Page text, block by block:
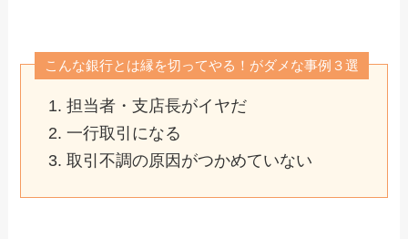
こんな銀行とは縁を切ってやる！がダメな事例３選
担当者・支店長がイヤだ
一行取引になる
取引不調の原因がつかめていない